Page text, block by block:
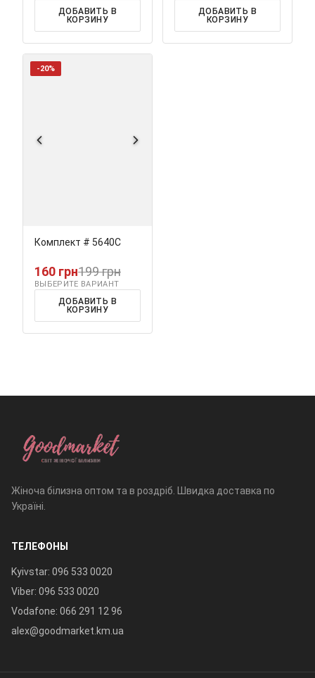
ДОБАВИТЬ В
КОРЗИНУ
ДОБАВИТЬ В
КОРЗИНУ
-20%
Комплект # 5640С
160 грн199 грн
ВЫБЕРИТЕ ВАРИАНТ
ДОБАВИТЬ В
КОРЗИНУ
Жіноча білизна оптом та в роздріб. Швидка доставка по
Україні.
ТЕЛЕФОНЫ
Kyivstar: 096 533 0020
Viber: 096 533 0020
Vodafone: 066 291 12 96
alex@goodmarket.km.ua